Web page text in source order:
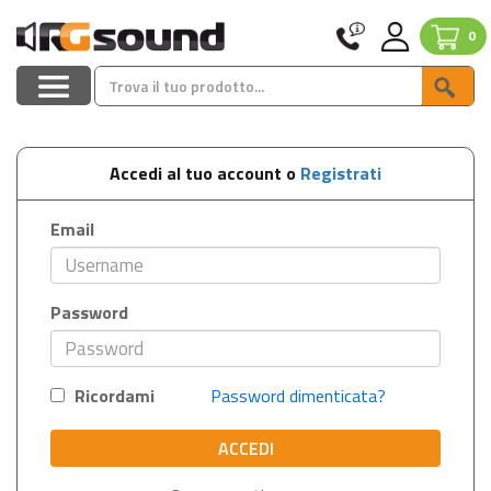
0
Accedi al tuo account o Registrati
Email
Password
Ricordami Password dimenticata?